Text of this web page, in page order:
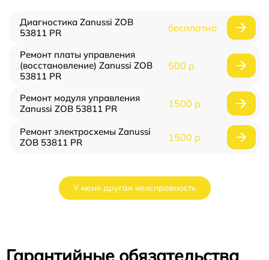
Диагностика Zanussi ZOB
53811 PR
бесплатно
Ремонт платы управления
(восстановление) Zanussi ZOB
53811 PR
500 р
Ремонт модуля управления
Zanussi ZOB 53811 PR
1500 р
Ремонт электросхемы Zanussi
ZOB 53811 PR
1500 р
У меня другая неисправность
Гарантийные обязательства